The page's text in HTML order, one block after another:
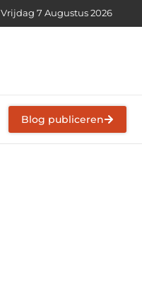
Vrijdag 7 Augustus 2026
Blog publiceren